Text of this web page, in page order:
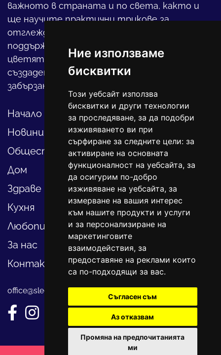
Ние използваме
бисквитки
Този уебсайт използва
бисквитки и други технологии
за проследяване, за да подобри
изживяването ви при
сърфиране за следните цели: за
активиране на основната
функционалност на уебсайта, за
да осигурим по-добро
изживяване на уебсайта, за
измерване на вашия интерес
към нашите продукти и услуги
и за персонализиране на
маркетинговите
взаимодействия, за
предоставяне на реклами които
са по-подходящи за вас.
Съгласен съм
Аз отказвам
Промяна на предпочитанията
ми
важното в страната и по света, както и
ще научите практични трикове за
отглеждането на детето, за
поддържането на дома и градината,
цветята, интериора и, въобще, как да
създадете своя уютен оазис в този така
забързан свят.
Начало
Новини
Общество
Дом
Здраве
Кухня
Любопитно
За нас
Контакти
office@sledvayme.net